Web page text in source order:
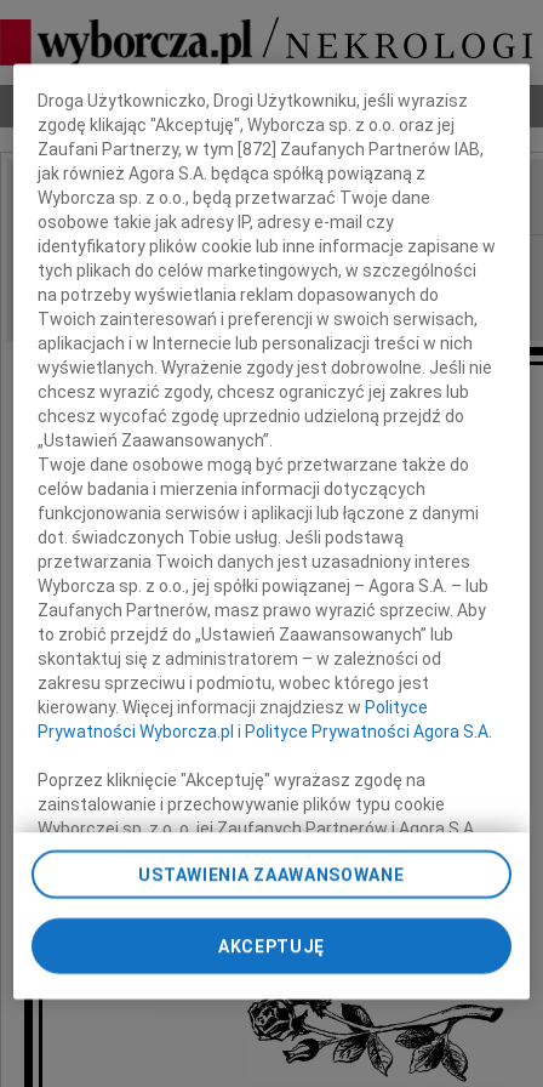
Nekrologi Odeszli Poradnik pogrzebowy
IMIĘ I NAZWISKO:
REGION: Wrocław
DATA EMISJI: 02.05.2024
Składamy wyrazy głębokiego współczucia
z powodu śmierci
Mamy
Naszej Koleżance i Koledze
Małgorzacie Winiarskiej
Jarosławowi Szczypkowi
Dbamy o Twoją prywatność
Droga Użytkowniczko, Drogi Użytkowniku, jeśli wyrazisz
zgodę klikając "Akceptuję", Wyborcza sp. z o.o. oraz jej
Zaufani Partnerzy, w tym [872 ] Zaufanych Partnerów IAB,
jak również Agora S.A. będąca spółką powiązaną z
Wyborcza sp. z o.o., będą przetwarzać Twoje dane
osobowe takie jak adresy IP, adresy e-mail czy
identyfikatory plików cookie lub inne informacje zapisane w
tych plikach do celów marketingowych, w szczególności
na potrzeby wyświetlania reklam dopasowanych do
Twoich zainteresowań i preferencji w swoich serwisach,
aplikacjach i w Internecie lub personalizacji treści w nich
wyświetlanych. Wyrażenie zgody jest dobrowolne. Jeśli nie
chcesz wyrazić zgody, chcesz ograniczyć jej zakres lub
chcesz wycofać zgodę uprzednio udzieloną przejdź do
„Ustawień Zaawansowanych”.
Twoje dane osobowe mogą być przetwarzane także do
celów badania i mierzenia informacji dotyczących
funkcjonowania serwisów i aplikacji lub łączone z danymi
dot. świadczonych Tobie usług. Jeśli podstawą
przetwarzania Twoich danych jest uzasadniony interes
Wyborcza sp. z o.o., jej spółki powiązanej – Agora S.A. – lub
Zaufanych Partnerów, masz prawo wyrazić sprzeciw. Aby
to zrobić przejdź do „Ustawień Zaawansowanych” lub
skontaktuj się z administratorem – w zależności od
zakresu sprzeciwu i podmiotu, wobec którego jest
kierowany. Więcej informacji znajdziesz w Polityce
Prywatności Wyborcza.pl i Polityce Prywatności Agora S.A.
Poprzez kliknięcie "Akceptuję" wyrażasz zgodę na
zainstalowanie i przechowywanie plików typu cookie
Wyborczej sp. z o. o. jej Zaufanych Partnerów i Agora S.A.
na Twoim urządzeniu końcowym. Możesz też w każdej
chwili zmienić swoje preferencje dot. plików cookie,
ponownie wywołując narzędzie do zarządzania Twoimi
preferencjami dot. przetwarzania danych poprzez
odnośnik „Ustawienia prywatności” w stopce serwisu i
przechodząc do sekcji „Ustawienia zaawansowane”.
Zmiana ustawień plików cookie możliwa jest także za
pomocą ustawień przeglądarki.
My, nasi Zaufani Partnerzy i Agora S.A. możemy
USTAWIENIA ZAAWANSOWANE
AKCEPTUJĘ